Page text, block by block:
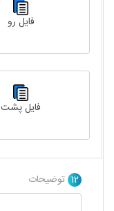
فایل رو
فایل پشت
12 توضیحات